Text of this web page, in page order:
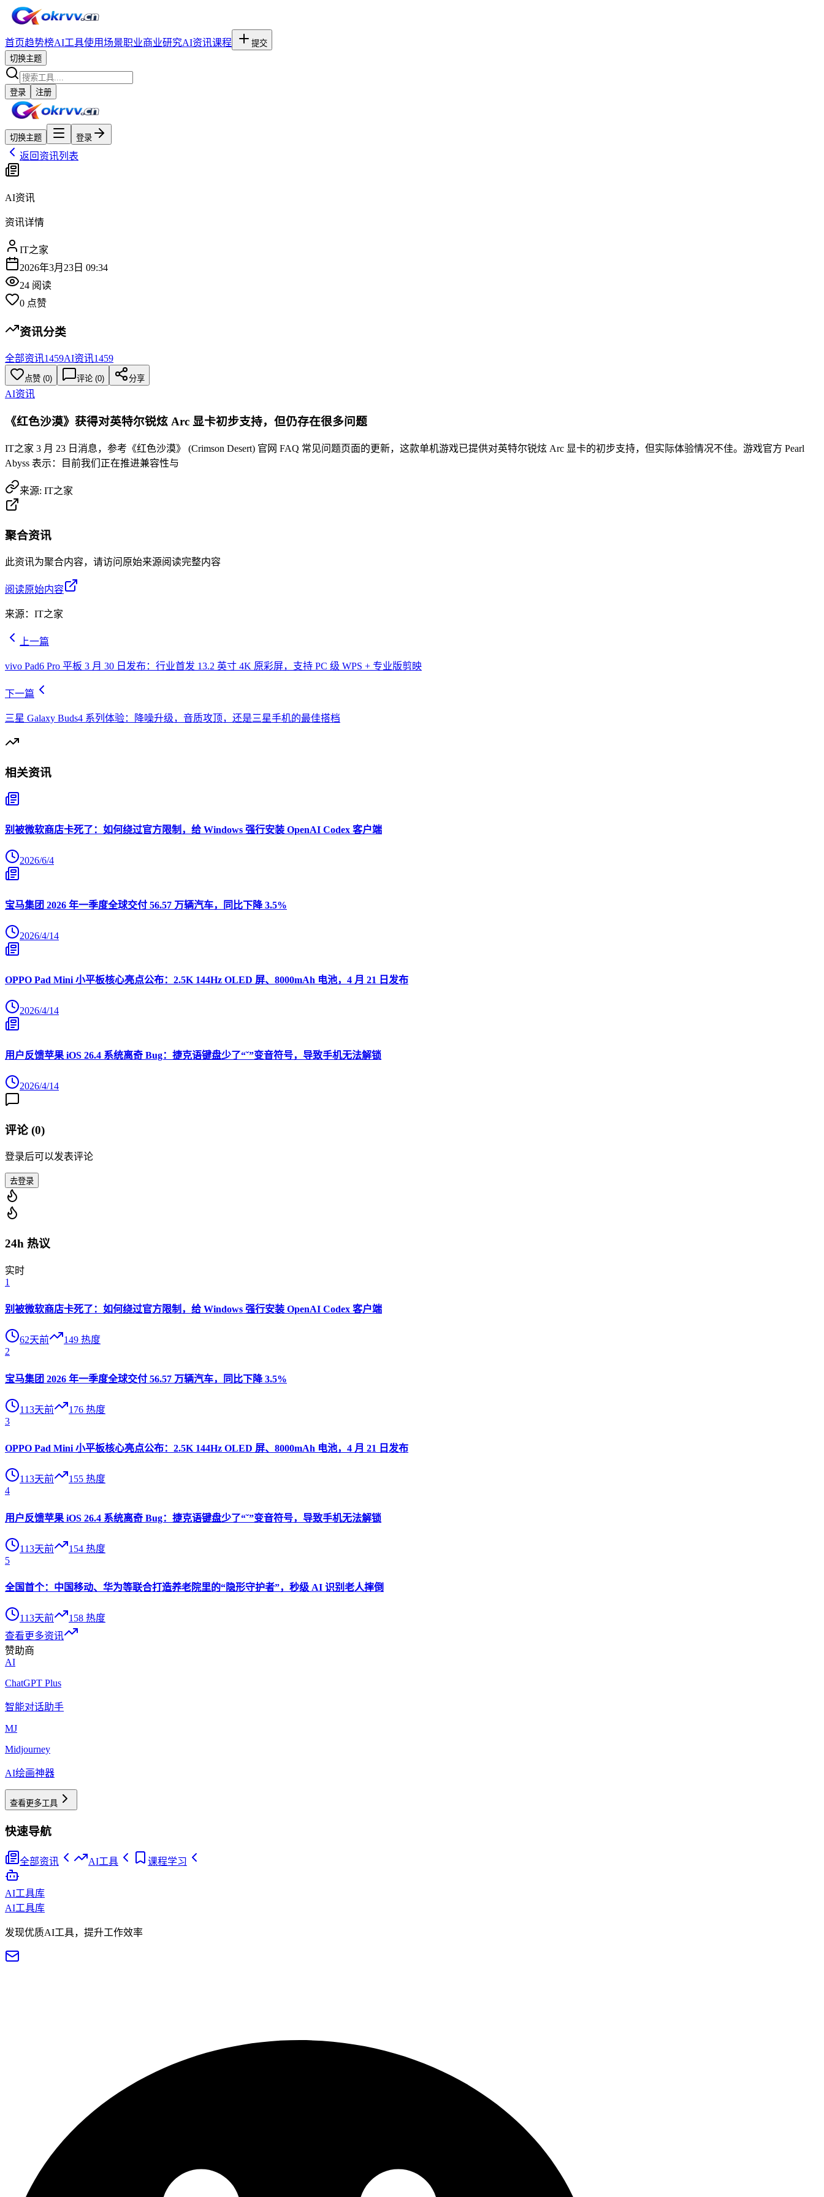
首页趋势榜AI工具使用场景职业商业研究AI资讯课程
提交
切换主题
登录 注册
切换主题 登录
返回资讯列表
AI资讯
资讯详情
IT之家
2026年3月23日 09:34
24 阅读
0 点赞
资讯分类
全部资讯1459AI资讯1459
点赞 (0) 评论 (0) 分享
AI资讯
《红色沙漠》获得对英特尔锐炫 Arc 显卡初步支持，但仍存在很多问题
IT之家 3 月 23 日消息，参考《红色沙漠》 (Crimson Desert) 官网 FAQ 常见问题页面的更新，这款单机游戏已提供对英特尔锐炫 Arc 显卡的初步支持，但实际体验情况不佳。游戏官方 Pearl
Abyss 表示：目前我们正在推进兼容性与
来源: IT之家
聚合资讯
此资讯为聚合内容，请访问原始来源阅读完整内容
阅读原始内容
来源： IT之家
上一篇
vivo Pad6 Pro 平板 3 月 30 日发布：行业首发 13.2 英寸 4K 原彩屏，支持 PC 级 WPS + 专业版剪映
下一篇
三星 Galaxy Buds4 系列体验：降噪升级，音质攻顶，还是三星手机的最佳搭档
相关资讯
别被微软商店卡死了：如何绕过官方限制，给 Windows 强行安装 OpenAI Codex 客户端
2026/6/4
宝马集团 2026 年一季度全球交付 56.57 万辆汽车，同比下降 3.5%
2026/4/14
OPPO Pad Mini 小平板核心亮点公布：2.5K 144Hz OLED 屏、8000mAh 电池，4 月 21 日发布
2026/4/14
用户反馈苹果 iOS 26.4 系统离奇 Bug：捷克语键盘少了“ˇ”变音符号，导致手机无法解锁
2026/4/14
评论 (0)
登录后可以发表评论
去登录
24h 热议
实时
1
别被微软商店卡死了：如何绕过官方限制，给 Windows 强行安装 OpenAI Codex 客户端
62天前 149 热度
2
宝马集团 2026 年一季度全球交付 56.57 万辆汽车，同比下降 3.5%
113天前 176 热度
3
OPPO Pad Mini 小平板核心亮点公布：2.5K 144Hz OLED 屏、8000mAh 电池，4 月 21 日发布
113天前 155 热度
4
用户反馈苹果 iOS 26.4 系统离奇 Bug：捷克语键盘少了“ˇ”变音符号，导致手机无法解锁
113天前 154 热度
5
全国首个：中国移动、华为等联合打造养老院里的“隐形守护者”，秒级 AI 识别老人摔倒
113天前 158 热度
查看更多资讯
赞助商
AI
ChatGPT Plus
智能对话助手
MJ
Midjourney
AI绘画神器
查看更多工具
快速导航
全部资讯 AI工具 课程学习
AI工具库
AI工具库
发现优质AI工具，提升工作效率